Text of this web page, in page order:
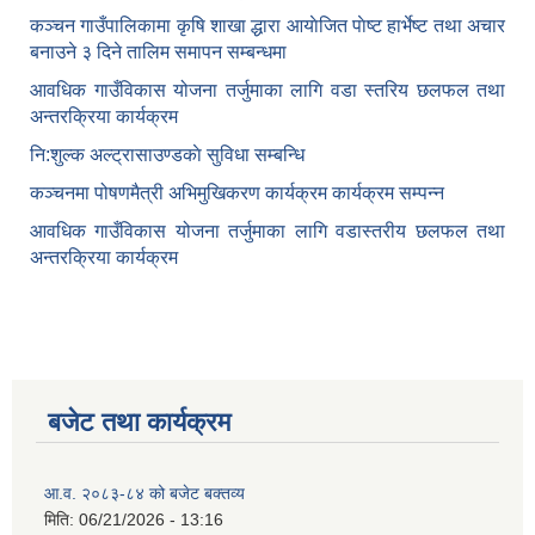
कञ्‍चन गाउँपालिकामा कृषि शाखा द्धारा आयाेजित पाेष्ट हार्भेष्ट तथा अचार
बनाउने ३ दिने तालिम समापन सम्बन्‍धमा
आवधिक गाउँविकास योजना तर्जुमाका लागि वडा स्तरिय छलफल तथा
अन्तरक्रिया कार्यक्रम
नि:शुल्क अल्ट्रासाउण्डकाे सुविधा सम्बन्धि
कञ्चनमा पोषणमैत्री अभिमुखिकरण कार्यक्रम कार्यक्रम सम्पन्न
आवधिक गाउँविकास योजना तर्जुमाका लागि वडास्तरीय छलफल तथा
अन्तरक्रिया कार्यक्रम
बजेट तथा कार्यक्रम
आ.व. २०८३-८४ को बजेट बक्तव्य
मिति: 06/21/2026 - 13:16